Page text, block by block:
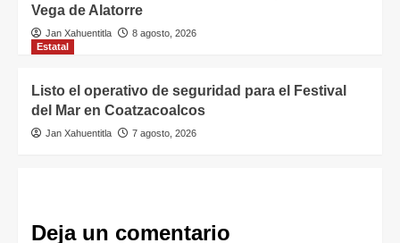
Vega de Alatorre
Jan Xahuentitla
8 agosto, 2026
Estatal
Listo el operativo de seguridad para el Festival
del Mar en Coatzacoalcos
Jan Xahuentitla 7 agosto, 2026
Deja un comentario